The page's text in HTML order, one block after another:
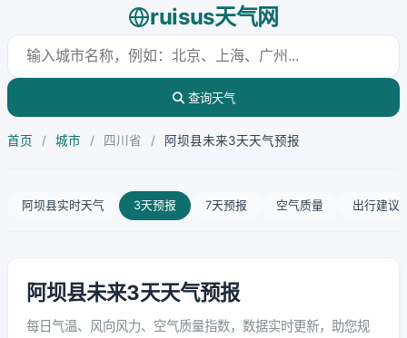
ruisus天气网
查询天气
首页 / 城市 / 四川省 / 阿坝县未来3天天气预报
阿坝县实时天气 3天预报 7天预报 空气质量 出行建议
阿坝县未来3天天气预报
每日气温、风向风力、空气质量指数，数据实时更新，助您规